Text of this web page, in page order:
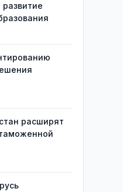
расширят